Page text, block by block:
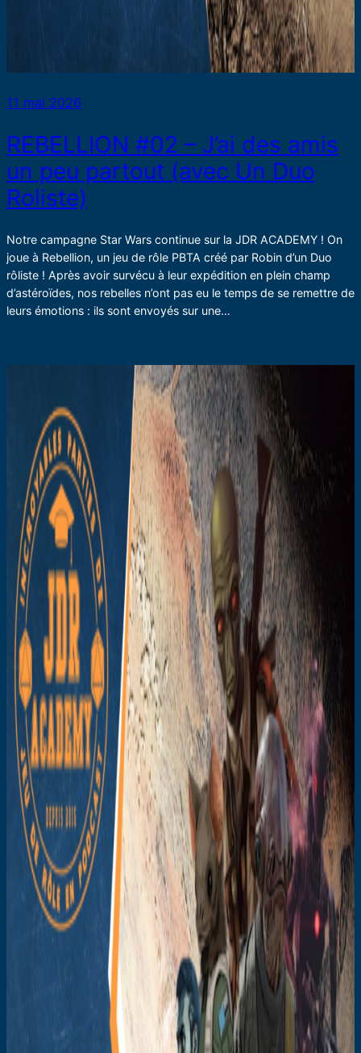
11 mai 2026
REBELLION #02 – J’ai des amis
un peu partout (avec Un Duo
Roliste)
Notre campagne Star Wars continue sur la JDR ACADEMY ! On
joue à Rebellion, un jeu de rôle PBTA créé par Robin d’un Duo
rôliste ! Après avoir survécu à leur expédition en plein champ
d’astéroïdes, nos rebelles n’ont pas eu le temps de se remettre de
leurs émotions : ils sont envoyés sur une…